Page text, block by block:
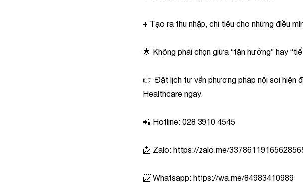
+ Tạo ra thu nhập, chi tiêu cho những điều
🌟 Không phải chọn giữa “tận hưởng” hay
👉 Đặt lịch tư vấn phương pháp nội soi hiện
Healthcare ngay.
📲 Hotline: 028 3910 4545
📩 Zalo: https://zalo.me/
📨 Whatsapp: https://wa.me/84983410989